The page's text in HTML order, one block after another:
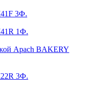
3Ф.
1Ф.
Apach BAKERY
3Ф.